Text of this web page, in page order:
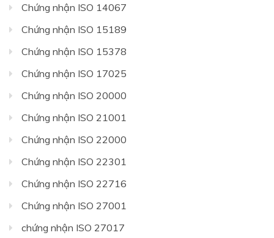
Chứng nhận ISO 14067
Chứng nhận ISO 15189
Chứng nhận ISO 15378
Chứng nhận ISO 17025
Chứng nhận ISO 20000
Chứng nhận ISO 21001
Chứng nhận ISO 22000
Chứng nhận ISO 22301
Chứng nhận ISO 22716
Chứng nhận ISO 27001
chứng nhận ISO 27017